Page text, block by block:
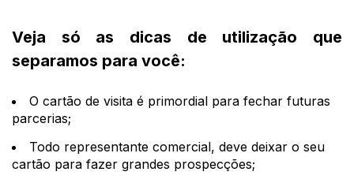
Veja só as dicas de utilização que
separamos para você:
O cartão de visita é primordial para fechar futuras
parcerias;
Todo representante comercial, deve deixar o seu
cartão para fazer grandes prospecções;